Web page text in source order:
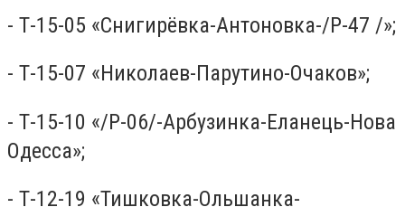
- Т-15-05 «Снигирёвка-Антоновка-/Р-47 /»;
- Т-15-07 «Николаев-Парутино-Очаков»;
- Т-15-10 «/Р-06/-Арбузинка-Еланець-Нова
Одесса»;
- Т-12-19 «Тишковка-Ольшанка-